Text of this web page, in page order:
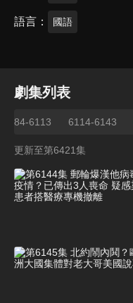
語言 國語
劇集列表
6084-6113 6114-6143
更新至第6421集